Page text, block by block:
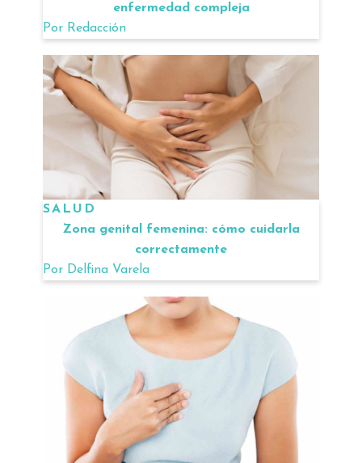
enfermedad compleja
Por Redacción
SALUD
Zona genital femenina: cómo cuidarla
correctamente
Por Delfina Varela